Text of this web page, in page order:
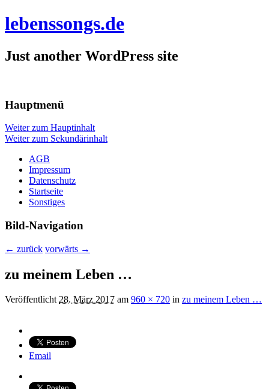
lebenssongs.de
Just another WordPress site
Hauptmenü
Weiter zum Hauptinhalt
Weiter zum Sekundärinhalt
AGB
Impressum
Datenschutz
Startseite
Sonstiges
Bild-Navigation
← zurück vorwärts →
zu meinem Leben …
Veröffentlicht28. März 2017 am 960 × 720 in zu meinem Leben …
Email